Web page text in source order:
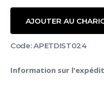
AJOUTER AU
Code: APETDIST024
Information sur